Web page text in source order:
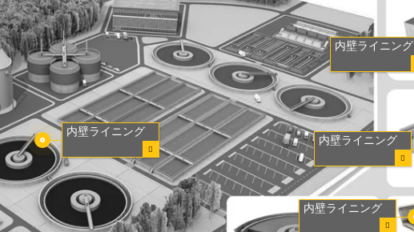
内壁ライニング
内壁ライニング
内壁ライニング
内壁ライニング